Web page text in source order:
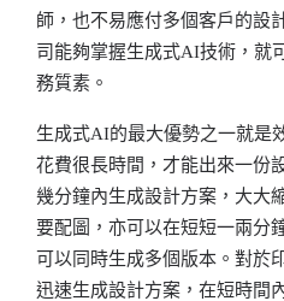
師，也不易應付多個客戶的設
司能夠掌握生成式AI技術，就
務質素。
生成式AI的最大優勢之一就是
花費很長時間，才能出來一份
幾分鐘內生成設計方案，大大
要配圖，亦可以在短短一兩分
可以同時生成多個版本。對於
迅速生成設計方案，在短時間